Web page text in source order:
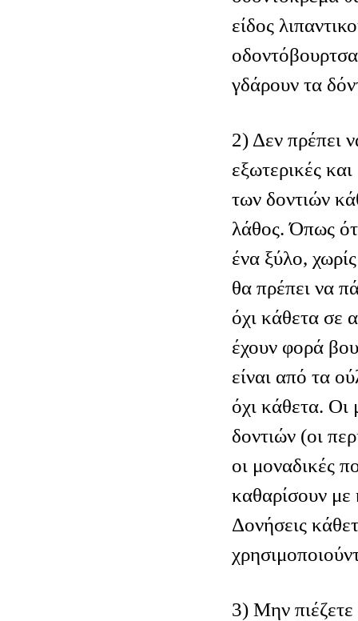
είδος
γδάρουν τα
2) Δεν πρέπει
εξωτερικές
των δοντιών
λάθος. Όπως
ένα ξύλο,
θα πρέπει να
όχι κάθετα σε
έχουν φορά
είναι από τα
όχι κάθετα. Οι
δοντιών (οι
οι μοναδικές
καθαρίσουν με
Δονήσεις
3) Μην